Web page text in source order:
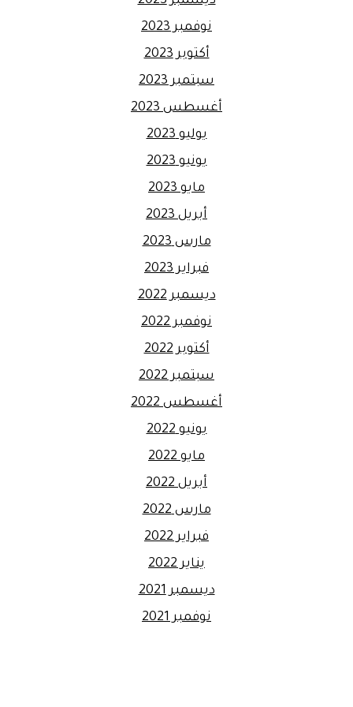
نوفمبر 2023
أكتوبر 2023
سبتمبر 2023
أغسطس 2023
يوليو 2023
يونيو 2023
مايو 2023
أبريل 2023
مارس 2023
فبراير 2023
ديسمبر 2022
نوفمبر 2022
أكتوبر 2022
سبتمبر 2022
أغسطس 2022
يونيو 2022
مايو 2022
أبريل 2022
مارس 2022
فبراير 2022
يناير 2022
ديسمبر 2021
نوفمبر 2021